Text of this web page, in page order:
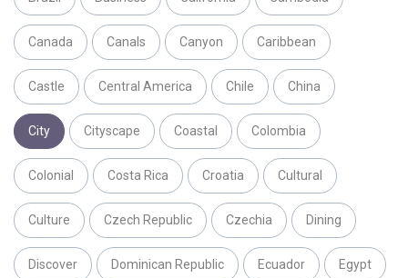
Canada Canals Canyon Caribbean
Castle Central America Chile China
City Cityscape Coastal Colombia
Colonial Costa Rica Croatia Cultural
Culture Czech Republic Czechia Dining
Discover Dominican Republic Ecuador Egypt